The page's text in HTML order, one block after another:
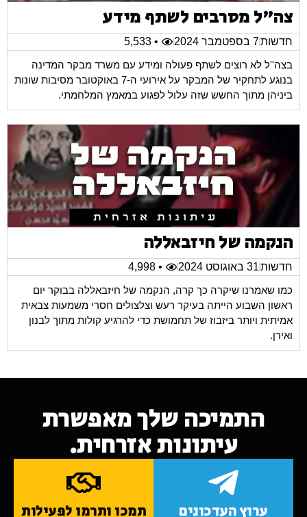
צה"ל מסרבים לשתף מידע
חדשות7 בספטמבר 2024
• 5,533
בצה''ל לא רוצים לשתף פעולה ומידע עם משרד מבקר המדינה
בנוגע לתחקיר של המבקר על אירועי ה-7 באוקטובר מסיבות שונות
ביניהן מתוך החשש שזה עלול לפגוע במאמץ המלחמתי.
הנקמה של חיזבאללה
חדשות31 באוגוסט 2024
• 4,998
כמו שאמרנו שיקרה כך קרה, הנקמה של חיזבאללה בבוקר יום
ראשון השבוע הייתה בעיקר רעש וצלצולים חסרי משמעות צבאית
אמיתית ויותר ביזבוז של תחמושת כדי להרגיע קולות מתוך לבנון
ואירן.
התמיכה שלך מאפשרת
עיתונות אזרחית.
ערוץ העדכונים תמכו ותרמו לפעילות